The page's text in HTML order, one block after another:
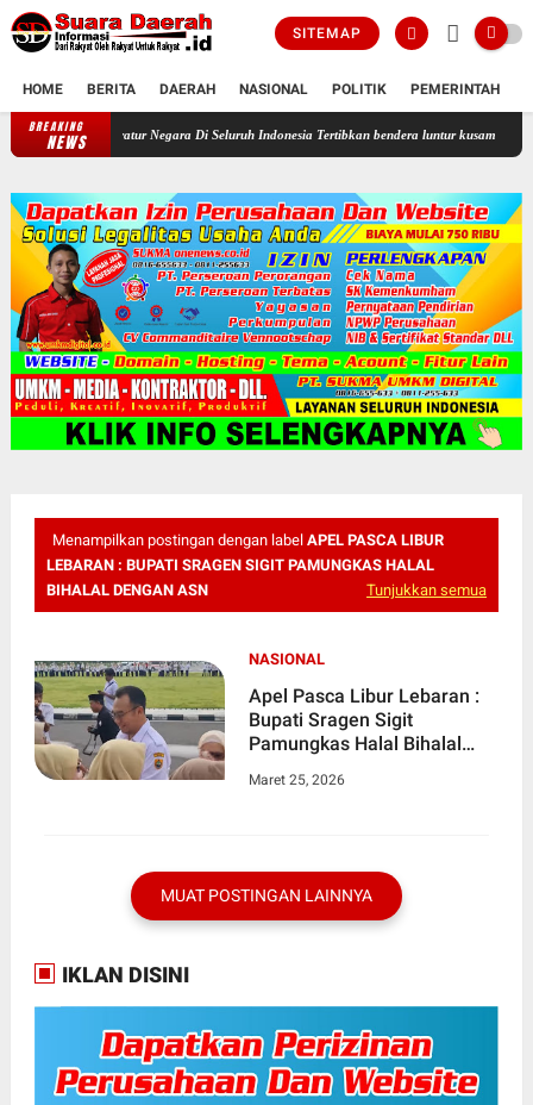
SITEMAP
HOME BERITA DAERAH NASIONAL POLITIK PEMERINTAH
BREAKING
NEWS
Aparatur Negara Di Seluruh Indonesia Tertibkan bendera luntur kusam dan Pasang
Menampilkan postingan dengan label APEL PASCA LIBUR
LEBARAN : BUPATI SRAGEN SIGIT PAMUNGKAS HALAL
BIHALAL DENGAN ASN
Tunjukkan semua
NASIONAL
Apel Pasca Libur Lebaran :
Bupati Sragen Sigit
Pamungkas Halal Bihalal
Maret 25, 2026
MUAT POSTINGAN LAINNYA
IKLAN DISINI